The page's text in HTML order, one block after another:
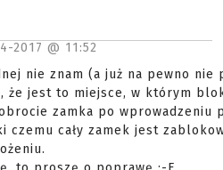
2017 @ 11:52
nie znam (a już na pewno
że jest to miejsce, w którym
zamka po wprowadzeniu
czemu cały zamek jest